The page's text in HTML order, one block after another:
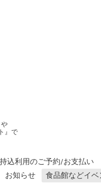
』で
込利用のご予約/お支払い
お知らせ 食品館などイ